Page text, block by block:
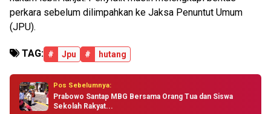
perkara sebelum dilimpahkan ke Jaksa Penuntut Umum
(JPU).
TAG: # Jpu # hutang
Pos Sebelumnya:
Prabowo Santap MBG Bersama Orang Tua dan Siswa
Sekolah Rakyat...